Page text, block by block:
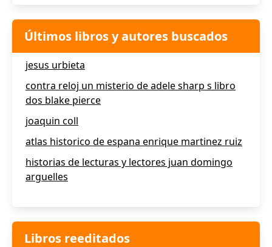
Últimos libros y autores buscados
jesus urbieta
contra reloj un misterio de adele sharp s libro
dos blake pierce
joaquin coll
atlas historico de espana enrique martinez ruiz
historias de lecturas y lectores juan domingo
arguelles
Libros reeditados